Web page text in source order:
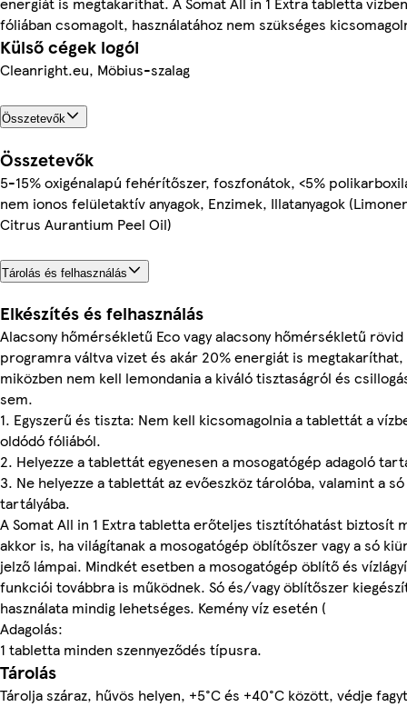
fóliában csomagolt, használatához nem szükséges
Külső cégek logói
Cleanright.eu, Möbius-szalag
Összetevők
Összetevők
5-15% oxigénalapú fehérítőszer, foszfonátok, <5%
nem ionos felületaktív anyagok, Enzimek, Illatanyagok
Citrus Aurantium Peel Oil)
Tárolás és felhasználás
Elkészítés és felhasználás
Alacsony hőmérsékletű Eco vagy alacsony hőmérsékletű rövid
programra váltva vizet és akár 20% energiát is megtakaríthat,
miközben nem kell lemondania a kiváló tisztaságról és
sem.
1. Egyszerű és tiszta: Nem kell kicsomagolnia a tablettát a
oldódó fóliából.
2. Helyezze a tablettát egyenesen a mosogatógép adagoló
3. Ne helyezze a tablettát az evőeszköz tárolóba, valamint a
tartályába.
A Somat All in 1 Extra tabletta erőteljes tisztítóhatást biztosít
akkor is, ha világítanak a mosogatógép öblítőszer vagy a só
jelző lámpai. Mindkét esetben a mosogatógép öblítő és
funkciói továbbra is működnek. Só és/vagy öblítőszer
használata mindig lehetséges. Kemény víz esetén (
Adagolás:
1 tabletta minden szennyeződés típusra.
Tárolás
Tárolja száraz, hűvös helyen, +5°C és +40°C között, védje